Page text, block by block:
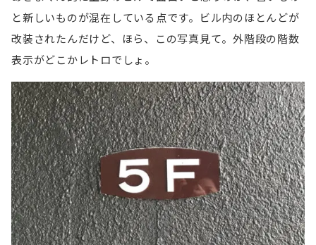
と新しいものが混在している点です。ビル内のほとんどが
改装されたんだけど、ほら、この写真見て。外階段の階数
表示がどこかレトロでしょ。